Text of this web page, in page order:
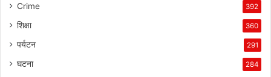
Crime 392
शिक्षा 360
पर्यटन 291
घटना 284